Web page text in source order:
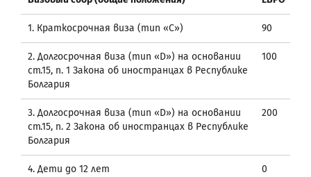
1. Краткосрочная виза (тип «С») 90
2. Долгосрочная виза (тип «D») на основании
ст.15, п. 1 Закона об иностранцах в Республике
Болгария
100
3. Долгосрочная виза (тип «D») на основании
ст.15, п. 2 Закона об иностранцах в Республике
Болгария
200
4. Дети до 12 лет 0